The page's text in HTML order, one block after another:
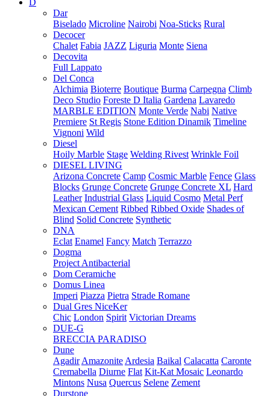
D
Dar
Biselado Microline Nairobi Noa-Sticks Rural
Decocer
Chalet Fabia JAZZ Liguria Monte Siena
Decovita
Full Lappato
Del Conca
Alchimia Bioterre Boutique Burma Carpegna Climb
Deco Studio Foreste D Italia Gardena Lavaredo
MARBLE EDITION Monte Verde Nabi Native
Premiere St Regis Stone Edition Dinamik Timeline
Vignoni Wild
Diesel
Hoily Marble Stage Welding Rivest Wrinkle Foil
DIESEL LIVING
Arizona Concrete Camp Cosmic Marble Fence Glass
Blocks Grunge Concrete Grunge Concrete XL Hard
Leather Industrial Glass Liquid Cosmo Metal Perf
Mexican Cement Ribbed Ribbed Oxide Shades of
Blind Solid Concrete Synthetic
DNA
Eclat Enamel Fancy Match Terrazzo
Dogma
Project Antibacterial
Dom Ceramiche
Domus Linea
Imperi Piazza Pietra Strade Romane
Dual Gres NiceKer
Chic London Spirit Victorian Dreams
DUE-G
BRECCIA PARADISO
Dune
Agadir Amazonite Ardesia Baikal Calacatta Caronte
Cremabella Diurne Flat Kit-Kat Mosaic Leonardo
Mintons Nusa Quercus Selene Zement
Durstone